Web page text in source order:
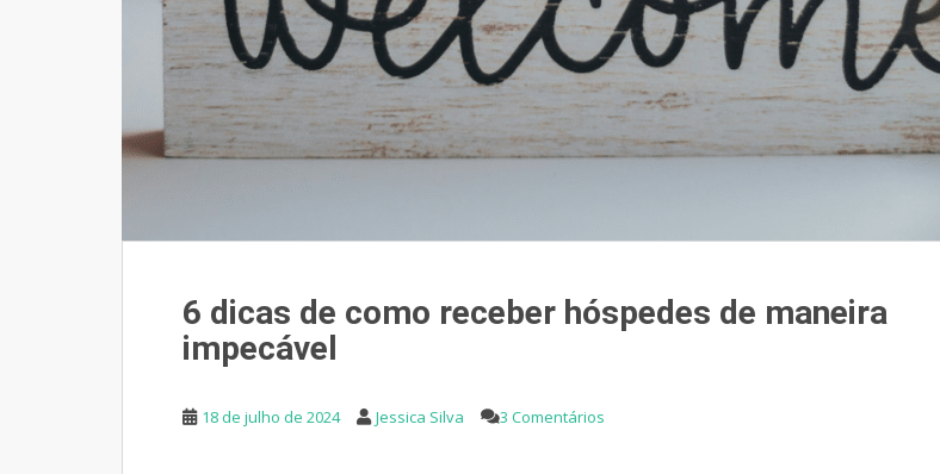
6 dicas de como receber hóspedes de maneira
impecável
18 de julho de 2024 Jessica Silva 3 Comentários